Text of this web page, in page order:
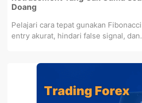
Doang
Pelajari cara tepat gunakan
entry akurat, hindari false signal,